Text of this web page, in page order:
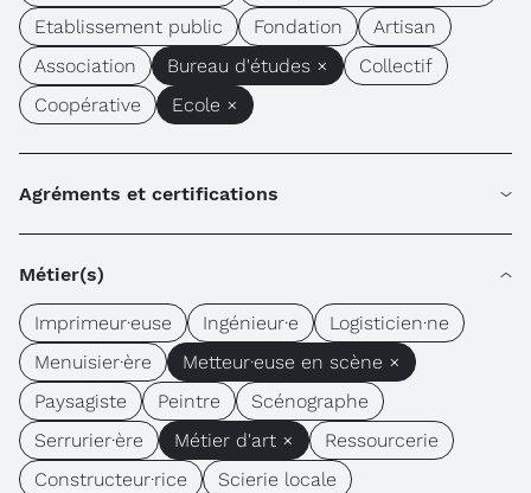
Etablissement public
Fondation
Artisan
Association
Bureau d'études ×
Collectif
Coopérative
Ecole ×
Agréments et certifications
Métier(s)
Imprimeur·euse Ingénieur·e
Logisticien·ne
Menuisier·ère
Metteur·euse en scène ×
Paysagiste
Peintre
Scénographe
Serrurier·ère
Métier d'art ×
Ressourcerie
Constructeur·rice
Scierie locale